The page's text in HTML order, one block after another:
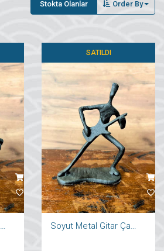
Stokta Olanlar Order By
Soyut Metal Anne ve Çocuk Heykeli
SATILDI
Soyut Metal Gitar Çalan İnsan Heykeli